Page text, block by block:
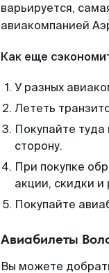
варьируется,
авиакомпанией
Как еще
У разных
Лететь
Покупайте
сторону.
При покупке
акции, скидки
Покупайте
Авиабилеты
Вы можете